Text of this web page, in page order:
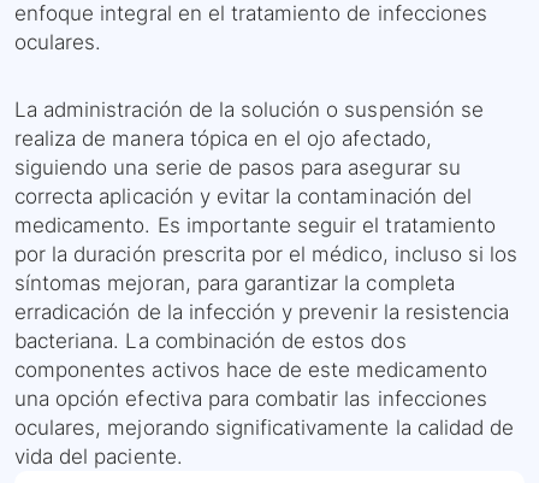
enfoque integral en el tratamiento de infecciones
oculares.
La administración de la solución o suspensión se
realiza de manera tópica en el ojo afectado,
siguiendo una serie de pasos para asegurar su
correcta aplicación y evitar la contaminación del
medicamento. Es importante seguir el tratamiento
por la duración prescrita por el médico, incluso si los
síntomas mejoran, para garantizar la completa
erradicación de la infección y prevenir la resistencia
bacteriana. La combinación de estos dos
componentes activos hace de este medicamento
una opción efectiva para combatir las infecciones
oculares, mejorando significativamente la calidad de
vida del paciente.